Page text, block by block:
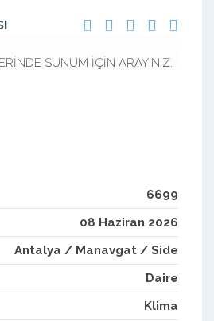
SUNUM İÇİN ARAYINIZ.
6699
08 Haziran 2026
Antalya / Manavgat / Side
Daire
Klima